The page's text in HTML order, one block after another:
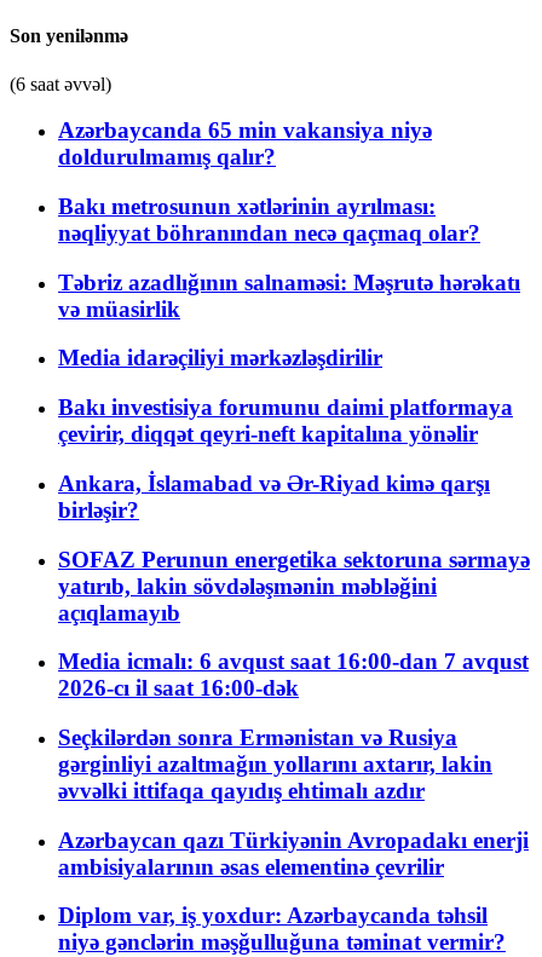
Son yenilənmə
(6 saat əvvəl)
Azərbaycanda 65 min vakansiya niyə
doldurulmamış qalır?
Bakı metrosunun xətlərinin ayrılması:
nəqliyyat böhranından necə qaçmaq olar?
Təbriz azadlığının salnaməsi: Məşrutə hərəkatı
və müasirlik
Media idarəçiliyi mərkəzləşdirilir
Bakı investisiya forumunu daimi platformaya
çevirir, diqqət qeyri-neft kapitalına yönəlir
Ankara, İslamabad və Ər-Riyad kimə qarşı
birləşir?
SOFAZ Perunun energetika sektoruna sərmayə
yatırıb, lakin sövdələşmənin məbləğini
açıqlamayıb
Media icmalı: 6 avqust saat 16:00-dan 7 avqust
2026-cı il saat 16:00-dək
Seçkilərdən sonra Ermənistan və Rusiya
gərginliyi azaltmağın yollarını axtarır, lakin
əvvəlki ittifaqa qayıdış ehtimalı azdır
Azərbaycan qazı Türkiyənin Avropadakı enerji
ambisiyalarının əsas elementinə çevrilir
Diplom var, iş yoxdur: Azərbaycanda təhsil
niyə gənclərin məşğulluğuna təminat vermir?